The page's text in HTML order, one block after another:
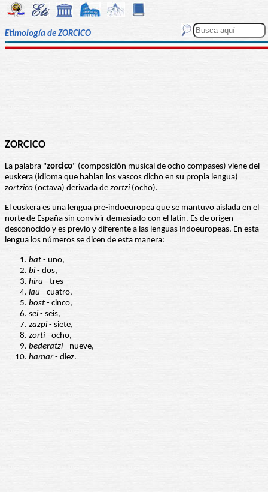
Etimología de ZORCICO
ZORCICO
La palabra "zorcico" (composición musical de ocho compases) viene del
euskera (idioma que hablan los vascos dicho en su propia lengua)
zortzico (octava) derivada de zortzi (ocho).
El euskera es una lengua pre-indoeuropea que se mantuvo aislada en el
norte de España sin convivir demasiado con el latín. Es de origen
desconocido y es previo y diferente a las lenguas indoeuropeas. En esta
lengua los números se dicen de esta manera:
bat - uno,
bi - dos,
hiru - tres
lau - cuatro,
bost - cinco,
sei- seis,
zazpi- siete,
zorti- ocho,
bederatzi - nueve,
hamar- diez.